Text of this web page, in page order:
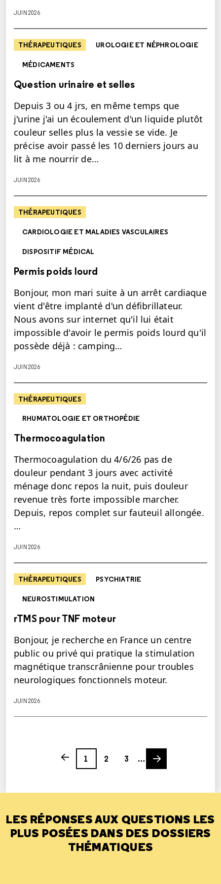
JUIN 2026
THÉRAPEUTIQUES UROLOGIE ET NÉPHROLOGIE
MÉDICAMENTS
Question urinaire et selles
Depuis 3 ou 4 jrs, en même temps que
j'urine j'ai un écoulement d'un liquide plutôt
couleur selles plus la vessie se vide. Je
précise avoir passé les 10 derniers jours au
lit à me nourrir de…
JUIN 2026
THÉRAPEUTIQUES
CARDIOLOGIE ET MALADIES VASCULAIRES
DISPOSITIF MÉDICAL
Permis poids lourd
Bonjour, mon mari suite à un arrêt cardiaque
vient d'être implanté d'un défibrillateur.
Nous avons sur internet qu'il lui était
impossible d'avoir le permis poids lourd qu'il
possède déjà : camping…
JUIN 2026
THÉRAPEUTIQUES
RHUMATOLOGIE ET ORTHOPÉDIE
Thermocoagulation
Thermocoagulation du 4/6/26 pas de
douleur pendant 3 jours avec activité
ménage donc repos la nuit, puis douleur
revenue très forte impossible marcher.
Depuis, repos complet sur fauteuil allongée.
…
JUIN 2026
THÉRAPEUTIQUES PSYCHIATRIE
NEUROSTIMULATION
rTMS pour TNF moteur
Bonjour, je recherche en France un centre
public ou privé qui pratique la stimulation
magnétique transcrânienne pour troubles
neurologiques fonctionnels moteur.
JUIN 2026
Previous page
Page
1
Page
2
3
…
Next page
LES RÉPONSES AUX QUESTIONS LES
PLUS POSÉES DANS DES DOSSIERS
THÉMATIQUES